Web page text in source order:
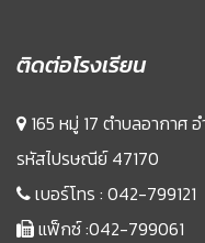
ติดต่อโรงเรียน
165 หมู่ 17 ตำบลอากาศ
รหัสไปรษณีย์ 47170
เบอร์โทร : 042-799121
แฟ็กซ์ :042-799061